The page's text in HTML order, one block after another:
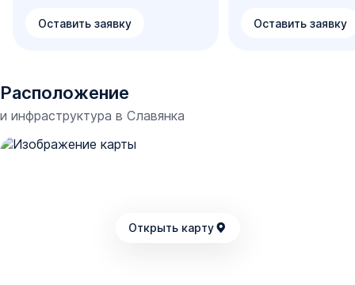
Оставить заявку Оставить заявку
Расположение
и инфраструктура в Славянка
Открыть карту